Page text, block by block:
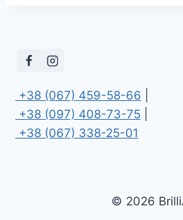
+38 (067) 459-58-66
+38 (097) 408-73-75
+38 (067) 338-25-01
© 2026